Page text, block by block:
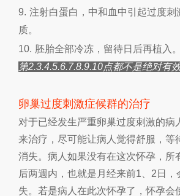
9. 注射白蛋白，中和血中引起过度刺
质。
10. 胚胎全部冷冻，留待日后再植入。
第2.3.4.5.6.7.8.9.10点都不是绝对有
卵巢过度刺激症候群的治疗
对于已经发生严重卵巢过度刺激的病
来治疗，尽可能让病人觉得舒服，等
消失。病人如果没有在这次怀孕，所
后两週内，也就是月经来前1 2 日，
失。若是病人在此次怀孕了，怀孕会